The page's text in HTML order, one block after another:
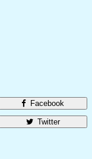
Facebook
Twitter